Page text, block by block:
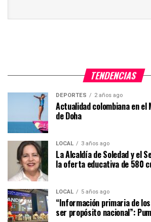
TENDENCIAS
DEPORTES 2 años ago
Actualidad colombiana en el
de Doha
LOCAL 3 años ago
La Alcaldía de Soledad y el
la oferta educativa de 580
LOCAL 5 años ago
“Información primaria de
ser propósito nacional”: